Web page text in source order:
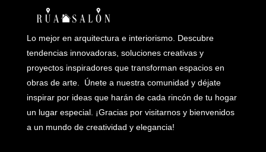
Lo mejor en arquitectura e interiorismo. Descubre
tendencias innovadoras, soluciones creativas y
proyectos inspiradores que transforman espacios en
obras de arte. Únete a nuestra comunidad y déjate
inspirar por ideas que harán de cada rincón de tu hogar
un lugar especial. ¡Gracias por visitarnos y bienvenidos
a un mundo de creatividad y elegancia!